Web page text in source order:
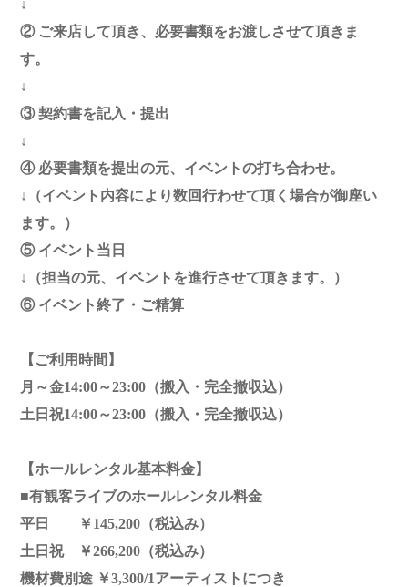
↓
② ご来店して頂き、必要書類をお渡しさせて頂きま
す。
↓
③ 契約書を記入・提出
↓
④ 必要書類を提出の元、イベントの打ち合わせ。
↓（イベント内容により数回行わせて頂く場合が御座い
ます。）
⑤ イベント当日
↓（担当の元、イベントを進行させて頂きます。）
⑥ イベント終了・ご精算
【ご利用時間】
月～金14:00～23:00（搬入・完全撤収込）
土日祝14:00～23:00（搬入・完全撤収込）
【ホールレンタル基本料金】
■有観客ライブのホールレンタル料金
平日 ￥145,200（税込み）
土日祝 ￥266,200（税込み）
機材費別途 ￥3,300/1アーティストにつき